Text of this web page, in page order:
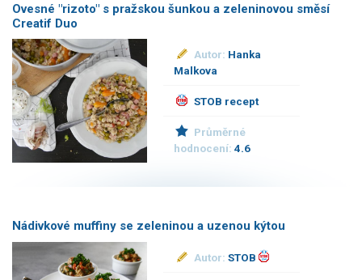
Ovesné "rizoto" s pražskou šunkou a zeleninovou směsí
Creatif Duo
Autor: Hanka
Malkova
STOB recept
Průměrné
hodnocení:4.6
Nádivkové muffiny se zeleninou a uzenou kýtou
Autor:STOB